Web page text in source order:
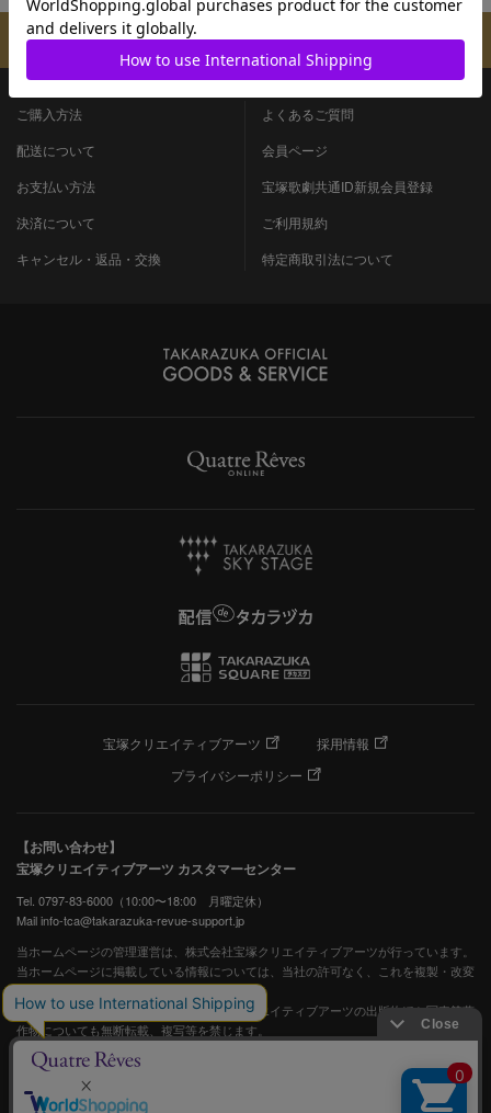
メールマガジンのご案内
ご購入方法
配送について
お支払い方法
決済について
キャンセル・返品・交換
よくあるご質問
会員ページ
宝塚歌劇共通ID新規会員登録
ご利用規約
特定商取引法について
宝塚クリエイティブアーツ
採用情報
プライバシーポリシー
【お問い合わせ】
宝塚クリエイティブアーツ カスタマーセンター
Tel. 0797-83-6000（10:00〜18:00 月曜定休）
Mail info-tca@takarazuka-revue-support.jp
当ホームページの管理運営は、株式会社宝塚クリエイティブアーツが行っています。
当ホームページに掲載している情報については、当社の許可なく、これを複製・改変
することを固く禁止します。
また、阪急電鉄並びに宝塚歌劇団、宝塚クリエイティブアーツの出版物ほか写真等著
作物についても無断転載、複写等を禁じます。
宝塚歌劇公式ホームページ
JASRAC許諾番号：S0507081515